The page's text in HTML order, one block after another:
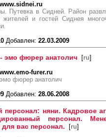
Путевка в Сидней. Район
жителей и гостей Сиднея
Добавлен: 22.03.2009
эмо фюрер анатолич [ru]
furer.ru
фюрер анатолич
Добавлен: 28.06.2008
персонал: няни. Кадровое
персонал.
вас персонал. [ru]